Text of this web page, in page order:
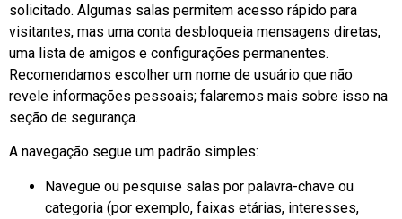
solicitado. Algumas salas permitem acesso rápido para
visitantes, mas uma conta desbloqueia mensagens diretas,
uma lista de amigos e configurações permanentes.
Recomendamos escolher um nome de usuário que não
revele informações pessoais; falaremos mais sobre isso na
seção de segurança.
A navegação segue um padrão simples:
Navegue ou pesquise salas por palavra-chave ou
categoria (por exemplo, faixas etárias, interesses,